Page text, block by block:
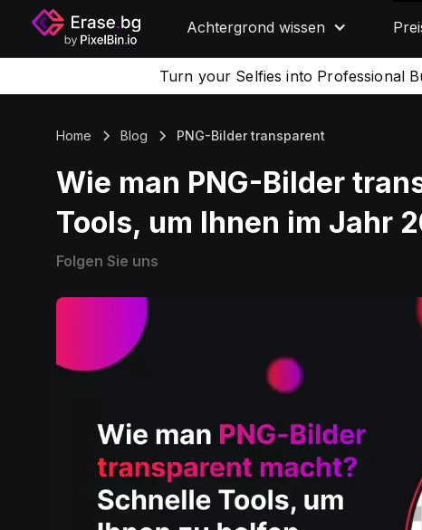
Achtergrond wissen
Turn your Selfies into Professional
Home Blog PNG-Bilder transparent
Wie man PNG-Bilder
Tools, um Ihnen im Jahr
Folgen Sie uns